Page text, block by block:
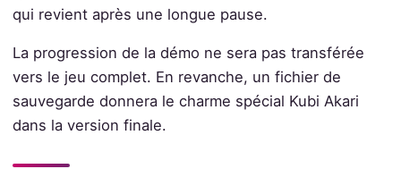
qui revient après une longue pause.
La progression de la démo ne sera pas transférée
vers le jeu complet. En revanche, un fichier de
sauvegarde donnera le charme spécial Kubi Akari
dans la version finale.